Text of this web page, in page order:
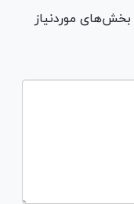
موردنیاز